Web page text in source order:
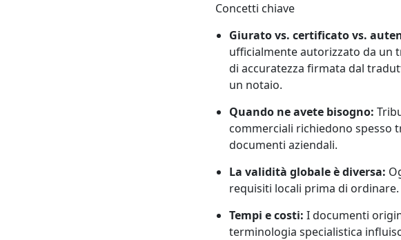
Concetti chiave
Giurato vs. certificato vs.
ufficialmente autorizzato da un
di accuratezza firmata dal
un notaio.
Quando ne avete bisogno:
commerciali richiedono spesso
documenti aziendali.
La validità globale è diversa:
requisiti locali prima di ordinare.
Tempi e costi: I documenti
terminologia specialistica